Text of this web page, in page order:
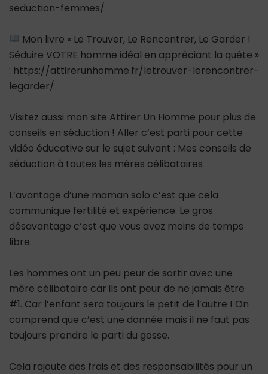
seduction-femmes/
Mon livre « Le Trouver, Le Rencontrer, Le Garder !
Séduire VOTRE homme idéal en appréciant la quête »
: https://attirerunhomme.fr/letrouver-lerencontrer-
legarder/
Visitez aussi mon site Attirer Un Homme pour plus de
conseils en séduction ! Aller c’est parti pour cette
vidéo éducative sur le sujet suivant : Mes conseils de
séduction à toutes les mères célibataires
L’avantage d’une maman solo c’est que cela
communique fertilité et expérience. Le gros
désavantage c’est que vous avez moins de temps
libre.
Les hommes ont un peu peur de sortir avec une
mère célibataire car ils ont peur de ne jamais être
#1. Car l’enfant sera toujours le petit de l’autre ! On
comprend que c’est une donnée mais il ne faut pas
toujours prendre le parti du gosse.
Cela rajoute des frais et des responsabilités pour un